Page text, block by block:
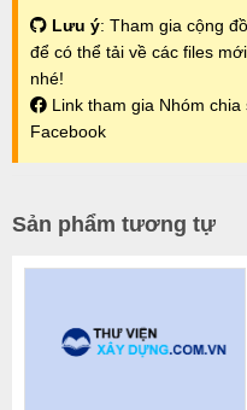
Lưu ý: Tham gia cộng
để có thể tải về các files
nhé!
Link tham gia Nhóm chia
Facebook
Sản phẩm tương tự